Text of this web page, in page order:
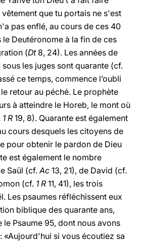
vêtement que tu portais ne s'est
pas enflé, au cours de ces 40
le Deutéronome à la fin de ces
(Dt8, 24). Les années de
les juges sont quarante (cf.
ce temps, commence l’oubli
retour au péché. Le prophète
à atteindre le Horeb, le mont où
1 R 19, 8). Quarante est également
cours desquels les citoyens de
pour obtenir le pardon de Dieu
est également le nombre
Saül (cf.Ac 13, 21), de David (cf.
(cf. 1 R 11, 41), les trois
Les psaumes réfléchissent eux
biblique des quarante ans,
Psaume 95, dont nous avons
«Aujourd'hui si vous écoutiez sa